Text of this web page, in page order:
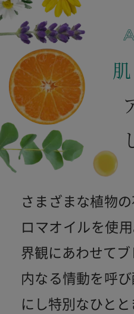
肌
さまざまな植物
ロマオイルを使
界観にあわせてブ
内なる情動を呼
にし特別なひとと